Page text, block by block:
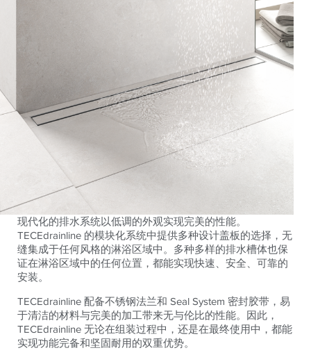
现代化的排水系统以低调的外观实现完美的性能。
TECEdrainline 的模块化系统中提供多种设计盖板的选择，无
缝集成于任何风格的淋浴区域中。多种多样的排水槽体也保
证在淋浴区域中的任何位置，都能实现快速、安全、可靠的
安装。
TECEdrainline 配备不锈钢法兰和 Seal System 密封胶带，易
于清洁的材料与完美的加工带来无与伦比的性能。因此，
TECEdrainline 无论在组装过程中，还是在最终使用中，都能
实现功能完备和坚固耐用的双重优势。